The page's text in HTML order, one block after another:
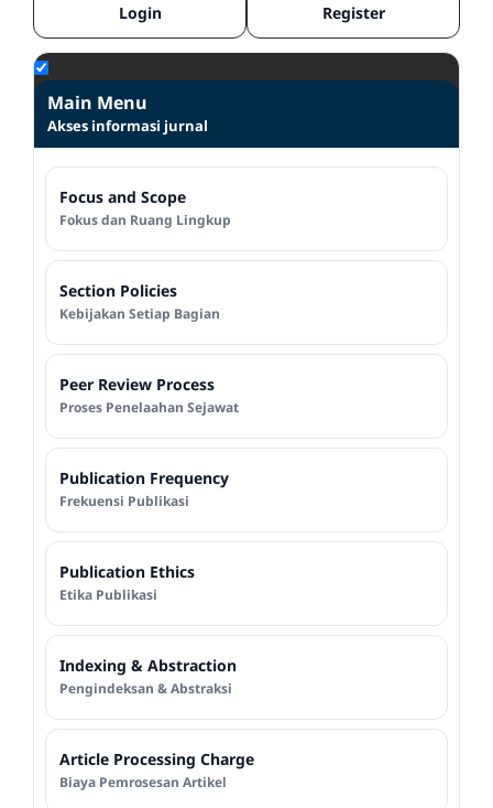
Login Register
Main Menu
Akses informasi jurnal
Focus and Scope
Fokus dan Ruang Lingkup
Section Policies
Kebijakan Setiap Bagian
Peer Review Process
Proses Penelaahan Sejawat
Publication Frequency
Frekuensi Publikasi
Publication Ethics
Etika Publikasi
Indexing & Abstraction
Pengindeksan & Abstraksi
Article Processing Charge
Biaya Pemrosesan Artikel